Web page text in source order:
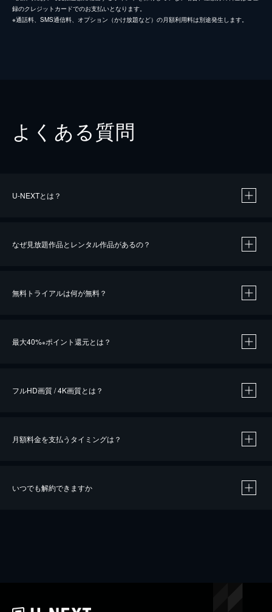
録のクレジットカードでのお支払いとなります。
※通話料、SMS通信料、オプション（かけ放題など）の月額利用料は別途発生します。
よくある質問
U-NEXTとは？
なぜ見放題作品とレンタル作品があるの？
無料トライアルは何が無料？
最大40%※ポイント還元とは？
※40％ポイント還元の対象は、クレジットカード決済による作品の購入 / レンタルです。
iOSアプリのUコイン決済による作品の購入 / レンタルは、20％のポイント還元です。
フルHD画質 / 4K画質とは？
月額料金を支払うタイミングは？
いつでも解約できますか